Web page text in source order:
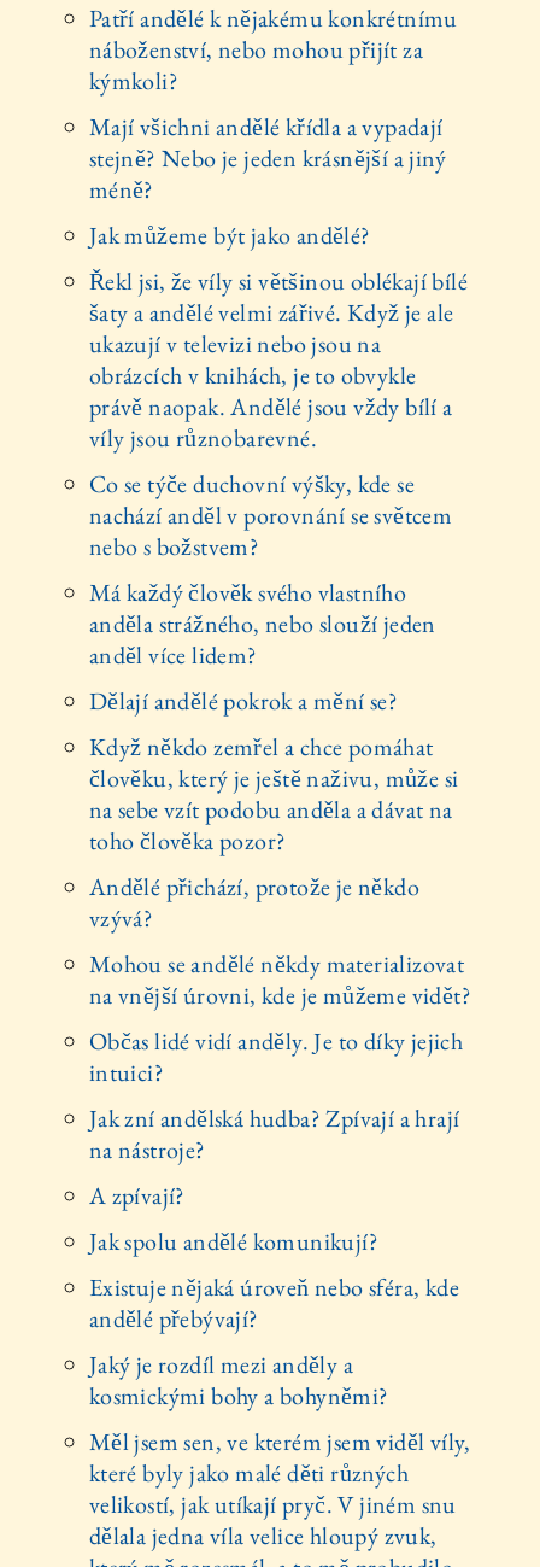
Patří andělé k nějakému konkrétnímu
náboženství, nebo mohou přijít za
kýmkoli?
Mají všichni andělé křídla a vypadají
stejně? Nebo je jeden krásnější a jiný
méně?
Jak můžeme být jako andělé?
Řekl jsi, že víly si většinou oblékají bílé
šaty a andělé velmi zářivé. Když je ale
ukazují v televizi nebo jsou na
obrázcích v knihách, je to obvykle
právě naopak. Andělé jsou vždy bílí a
víly jsou různobarevné.
Co se týče duchovní výšky, kde se
nachází anděl v porovnání se světcem
nebo s božstvem?
Má každý člověk svého vlastního
anděla strážného, nebo slouží jeden
anděl více lidem?
Dělají andělé pokrok a mění se?
Když někdo zemřel a chce pomáhat
člověku, který je ještě naživu, může si
na sebe vzít podobu anděla a dávat na
toho člověka pozor?
Andělé přichází, protože je někdo
vzývá?
Mohou se andělé někdy materializovat
na vnější úrovni, kde je můžeme vidět?
Občas lidé vidí anděly. Je to díky jejich
intuici?
Jak zní andělská hudba? Zpívají a hrají
na nástroje?
A zpívají?
Jak spolu andělé komunikují?
Existuje nějaká úroveň nebo sféra, kde
andělé přebývají?
Jaký je rozdíl mezi anděly a
kosmickými bohy a bohyněmi?
Měl jsem sen, ve kterém jsem viděl víly,
které byly jako malé děti různých
velikostí, jak utíkají pryč. V jiném snu
dělala jedna víla velice hloupý zvuk,